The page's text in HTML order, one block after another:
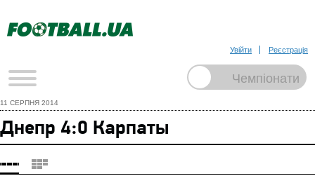
Увійти Реєстрація
11 СЕРПНЯ 2014
Днепр 4:0 Карпаты